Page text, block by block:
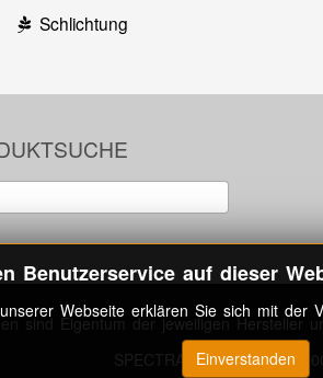
Schlichtung
Benutzerservice auf dieser
Webseite erklären Sie sich mit der
Einverstanden
sind Eigentum der jeweiligen
SPECTRA - Licht & Optik